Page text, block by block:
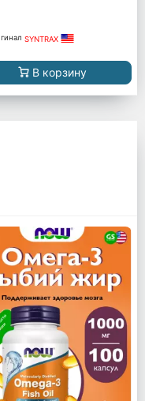
SYNTRAX
В корзину